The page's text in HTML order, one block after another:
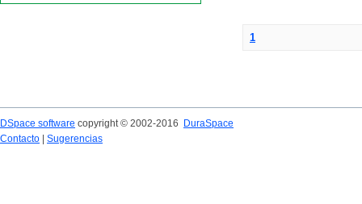
1
DSpace software copyright © 2002-2016
DuraSpace
Contacto
Sugerencias